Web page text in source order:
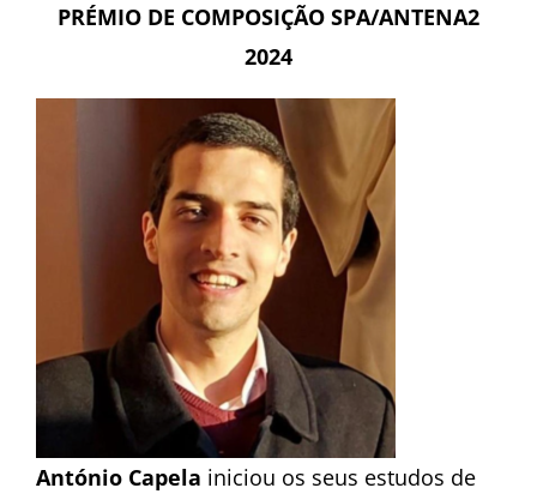
PRÉMIO DE COMPOSIÇÃO SPA/ANTENA2
2024
António Capela iniciou os seus estudos de